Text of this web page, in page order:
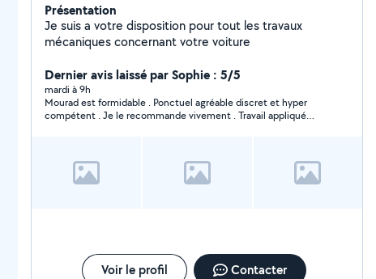
Présentation
Je suis a votre disposition pour tout les travaux
mécaniques concernant votre voiture
Dernier avis laissé par Sophie : 5/5
mardi à 9h
Mourad est formidable . Ponctuel agréable discret et hyper
compétent . Je le recommande vivement . Travail appliqué
Voir le profil Contacter